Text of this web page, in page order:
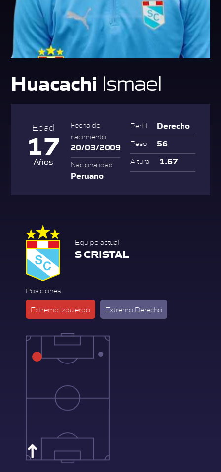
Huacachi Ismael
Edad
17
Años
Fecha de
nacimiento
20/03/2009
Nacionalidad
Peruano
Perfil Derecho
Peso 56
Altura 1.67
Equipo actual
S CRISTAL
Posiciones
Extremo Izquierdo Extremo Derecho